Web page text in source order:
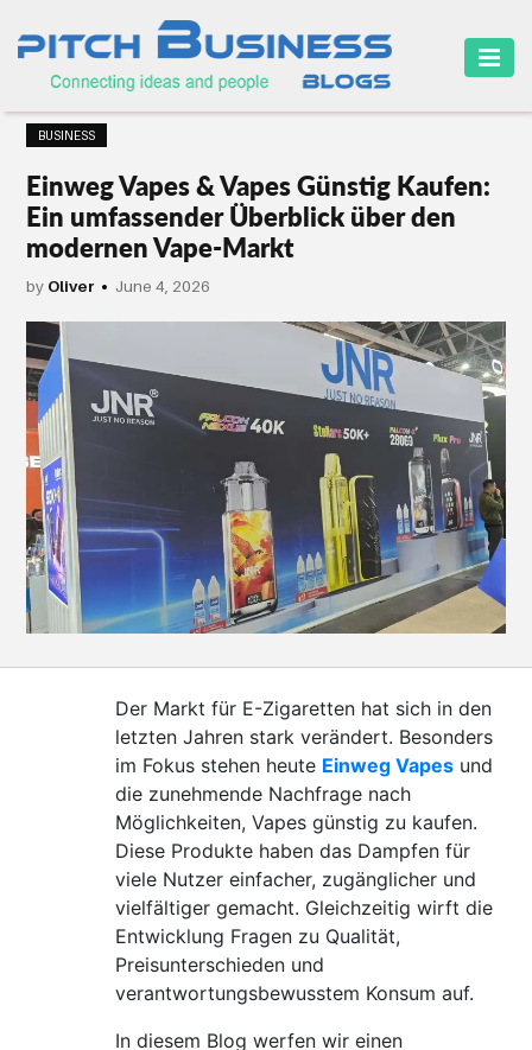
HOME
BUSINESS
CAREER
FINANCE
MARKETING
ONLINE
BUSINESS
SECURITY
SMALL
BUSINESS
CONTACT
US
BUSINESS
Einweg Vapes & Vapes Günstig Kaufen:
Ein umfassender Überblick über den
modernen Vape-Markt
by Oliver June 4, 2026
Der Markt für E-Zigaretten hat sich in den
letzten Jahren stark verändert. Besonders
im Fokus stehen heute Einweg Vapes und
die zunehmende Nachfrage nach
Möglichkeiten, Vapes günstig zu kaufen.
Diese Produkte haben das Dampfen für
viele Nutzer einfacher, zugänglicher und
vielfältiger gemacht. Gleichzeitig wirft die
Entwicklung Fragen zu Qualität,
Preisunterschieden und
verantwortungsbewusstem Konsum auf.
In diesem Blog werfen wir einen